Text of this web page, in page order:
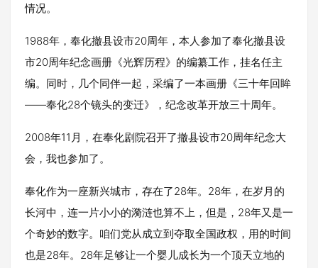
情况。
1988年，奉化撤县设市20周年，本人参加了奉化撤县设
市20周年纪念画册《光辉历程》的编纂工作，挂名任主
编。同时，几个同伴一起，采编了一本画册《三十年回眸
——奉化28个镜头的变迁》，纪念改革开放三十周年。
2008年11月，在奉化剧院召开了撤县设市20周年纪念大
会，我也参加了。
奉化作为一座新兴城市，存在了28年。28年，在岁月的
长河中，连一片小小的漪涟也算不上，但是，28年又是一
个奇妙的数字。咱们党从成立到夺取全国政权，用的时间
也是28年。28年足够让一个婴儿成长为一个顶天立地的